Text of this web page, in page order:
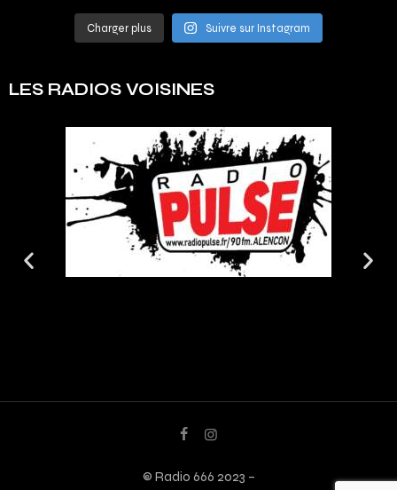
Charger plus Suivre sur Instagram
LES RADIOS VOISINES
© Radio 666 2023 –